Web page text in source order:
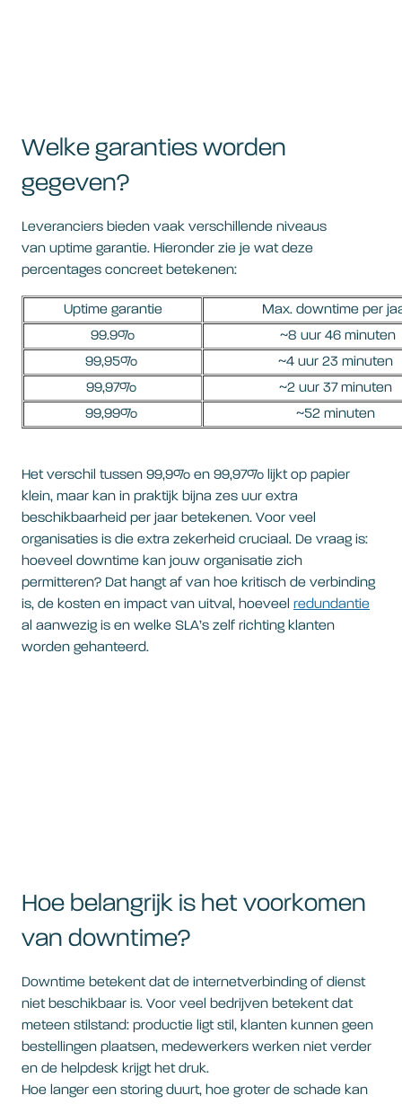
Welke garanties worden
gegeven?
Leveranciers bieden vaak verschillende niveaus
van uptime garantie. Hieronder zie je wat deze
percentages concreet betekenen:
Uptime garantie
Max. downtime per
99.9%
~8 uur 46 minuten
99,95%
~4 uur 23 minuten
99,97%
~2 uur 37 minuten
99,99%
~52 minuten
Het verschil tussen 99,9% en 99,97% lijkt op papier
klein, maar kan in praktijk bijna zes uur extra
beschikbaarheid per jaar betekenen. Voor veel
organisaties is die extra zekerheid cruciaal. De vraag is:
hoeveel downtime kan jouw organisatie zich
permitteren? Dat hangt af van hoe kritisch de verbinding
is, de kosten en impact van uitval, hoeveel redundantie
al aanwezig is en welke SLA’s zelf richting klanten
worden gehanteerd.
Hoe belangrijk is het voorkomen
van downtime?
Downtime betekent dat de internetverbinding of dienst
niet beschikbaar is. Voor veel bedrijven betekent dat
meteen stilstand: productie ligt stil, klanten kunnen geen
bestellingen plaatsen, medewerkers werken niet verder
en de helpdesk krijgt het druk.
Hoe langer een storing duurt, hoe groter de schade kan